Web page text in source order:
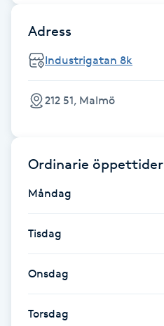
Gruppträning
Hatha Yoga
Headspa
Adress
Industrigatan 8k
212 51, Malmö
Ordinarie öppettider
Måndag
Tisdag
Onsdag
Torsdag